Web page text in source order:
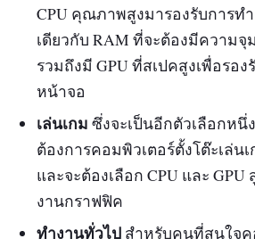
CPU คุณภาพสูงมารองรับการทำ
เดียวกับ RAM ที่จะต้องมีความจุ
รวมถึงมี GPU ที่สเปคสูงเพื่อรอ
หน้าจอ
เล่นเกม ซึ่งจะเป็นอีกตัวเลือกห
ต้องการคอมพิวเตอร์ตั้งโต๊ะเล่น
และจะต้องเลือก CPU และ
งานกราฟฟิค
ทำงานทั่วไป สำหรับคนที่สนใจค